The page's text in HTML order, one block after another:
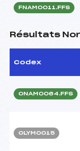
FNAM0011.FFS
Résultats
Codex
ONAM0064.FFS
OLYM0015